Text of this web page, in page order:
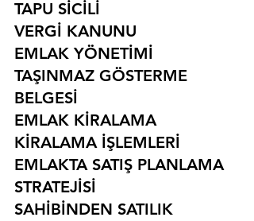
TAPU SİCİLİ
VERGİ KANUNU
EMLAK YÖNETİMİ
TAŞINMAZ GÖSTERME
BELGESİ
EMLAK KİRALAMA
KİRALAMA İŞLEMLERİ
EMLAKTA SATIŞ PLANLAMA
STRATEJİSİ
SAHİBİNDEN SATILIK